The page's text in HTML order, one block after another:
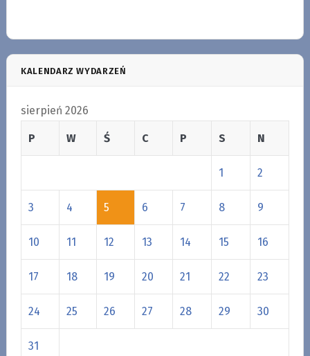
KALENDARZ WYDARZEŃ
sierpień 2026
P W Ś C P S N
1 2
3 4 5 6 7 8 9
10 11 12 13 14 15 16
17 18 19 20 21 22 23
24 25 26 27 28 29 30
31